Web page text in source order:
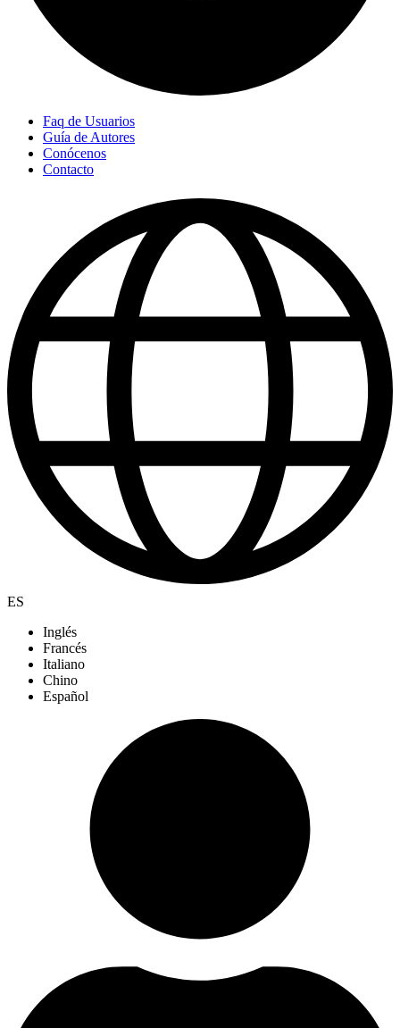
Faq de Usuarios
Guía de Autores
Conócenos
Contacto
ES
Inglés
Francés
Italiano
Chino
Español